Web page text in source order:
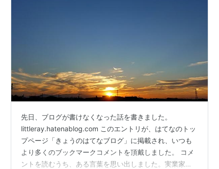
先日、ブログが書けなくなった話を書きました。
littleray.hatenablog.com このエントリが、はてなのトッ
プページ「きょうのはてなブログ」に掲載され、いつも
より多くのブックマークコメントを頂戴しました。 コメ
ントを読むうち、ある言葉を思い出しました。実業家の